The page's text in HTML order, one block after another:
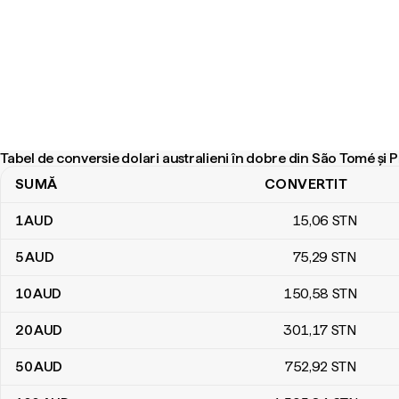
Tabel de conversie dolari australieni în dobre din São Tomé și
Tabel de conversie dolari australieni în dobre din São Tomé și
SUMĂ CONVERTIT
1AUD 15,06 STN
5AUD 75,29 STN
10AUD 150,58 STN
20AUD 301,17 STN
50AUD 752,92 STN